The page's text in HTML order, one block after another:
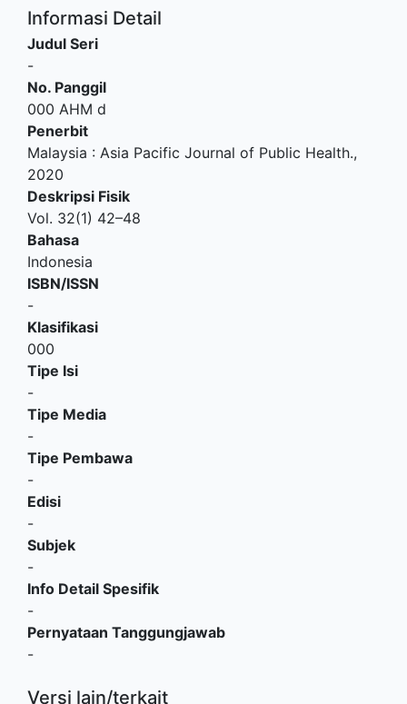
Informasi Detail
Judul Seri
-
No. Panggil
000 AHM d
Penerbit
Malaysia : Asia Pacific Journal of Public Health.,
2020
Deskripsi Fisik
Vol. 32(1) 42–48
Bahasa
Indonesia
ISBN/ISSN
-
Klasifikasi
000
Tipe Isi
-
Tipe Media
-
Tipe Pembawa
-
Edisi
-
Subjek
-
Info Detail Spesifik
-
Pernyataan Tanggungjawab
-
Versi lain/terkait